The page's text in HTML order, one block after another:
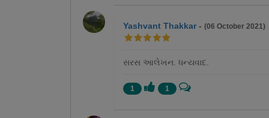
Yashvant Thakkar -(06 October 2021)
સરસ આલેખન. ધન્યવાદ.
1 1